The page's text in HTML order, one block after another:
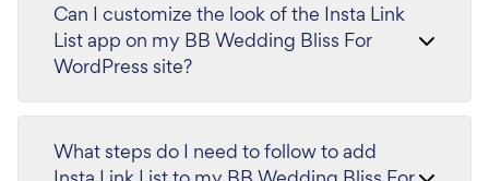
Can I customize the look of the Insta Link
List app on my BB Wedding Bliss For
WordPress site?
What steps do I need to follow to add